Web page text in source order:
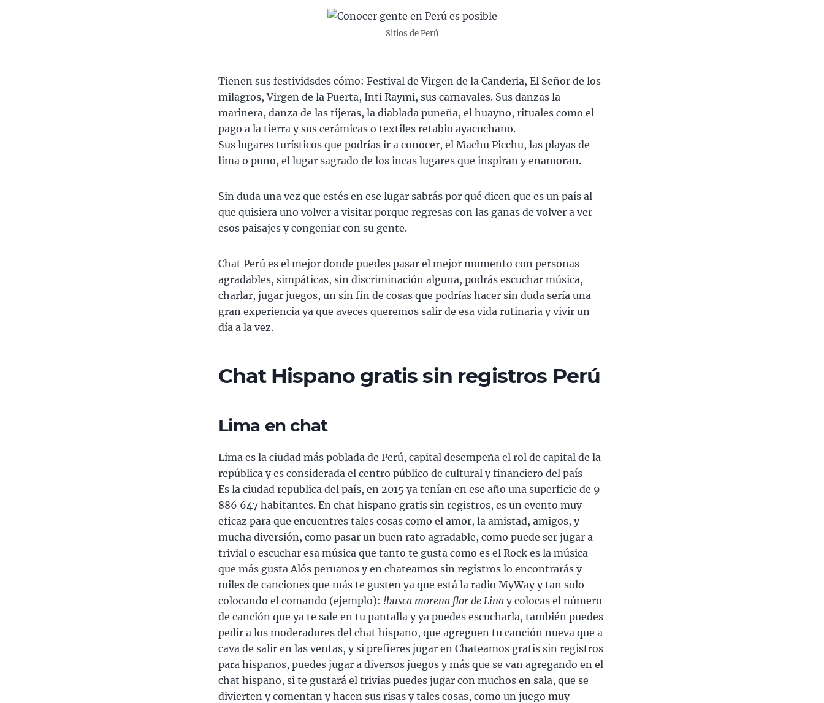
Sitios de Perú
Tienen sus festividsdes cómo: Festival de Virgen de la Canderia, El Señor de los
milagros, Virgen de la Puerta, Inti Raymi, sus carnavales. Sus danzas la
marinera, danza de las tijeras, la diablada puneña, el huayno, rituales como el
pago a la tierra y sus cerámicas o textiles retabio ayacuchano.
Sus lugares turísticos que podrías ir a conocer, el Machu Picchu, las playas de
lima o puno, el lugar sagrado de los incas lugares que inspiran y enamoran.
Sin duda una vez que estés en ese lugar sabrás por qué dicen que es un país al
que quisiera uno volver a visitar porque regresas con las ganas de volver a ver
esos paisajes y congeniar con su gente.
Chat Perú es el mejor donde puedes pasar el mejor momento con personas
agradables, simpáticas, sin discriminación alguna, podrás escuchar música,
charlar, jugar juegos, un sin fin de cosas que podrías hacer sin duda sería una
gran experiencia ya que aveces queremos salir de esa vida rutinaria y vivir un
día a la vez.
Chat Hispano gratis sin registros Perú
Lima en chat
Lima es la ciudad más poblada de Perú, capital desempeña el rol de capital de la
república y es considerada el centro público de cultural y financiero del país
Es la ciudad republica del país, en 2015 ya tenían en ese año una superficie de 9
886 647 habitantes. En chat hispano gratis sin registros, es un evento muy
eficaz para que encuentres tales cosas como el amor, la amistad, amigos, y
mucha diversión, como pasar un buen rato agradable, como puede ser jugar a
trivial o escuchar esa música que tanto te gusta como es el Rock es la música
que más gusta Alós peruanos y en chateamos sin registros lo encontrarás y
miles de canciones que más te gusten ya que está la radio MyWay y tan solo
colocando el comando (ejemplo): !busca morena flor de Lina y colocas el número
de canción que ya te sale en tu pantalla y ya puedes escucharla, también puedes
pedir a los moderadores del chat hispano, que agreguen tu canción nueva que a
cava de salir en las ventas, y si prefieres jugar en Chateamos gratis sin registros
para hispanos, puedes jugar a diversos juegos y más que se van agregando en el
chat hispano, si te gustará el trivias puedes jugar con muchos en sala, que se
divierten y comentan y hacen sus risas y tales cosas, como un juego muy